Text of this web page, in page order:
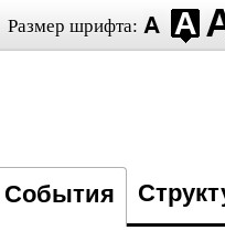
Размер шрифта:
События